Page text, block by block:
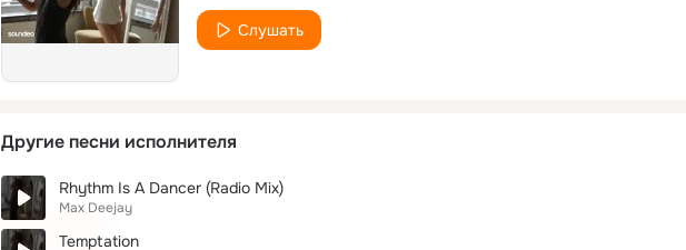
Слушать
Другие песни исполнителя
Rhythm Is A Dancer (Radio Mix)
Max Deejay
Temptation